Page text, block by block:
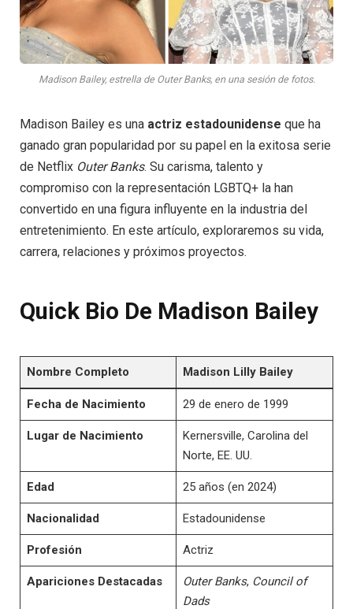
Madison Bailey, estrella de Outer Banks, en una sesión de fotos.
Madison Bailey es una actriz estadounidense que ha
ganado gran popularidad por su papel en la exitosa serie
de Netflix Outer Banks. Su carisma, talento y
compromiso con la representación LGBTQ+ la han
convertido en una figura influyente en la industria del
entretenimiento. En este artículo, exploraremos su vida,
carrera, relaciones y próximos proyectos.
Quick Bio De Madison Bailey
Nombre Completo Madison Lilly Bailey
Fecha de Nacimiento 29 de enero de 1999
Lugar de Nacimiento
Kernersville, Carolina del
Norte, EE. UU.
Edad 25 años (en 2024)
Nacionalidad Estadounidense
Profesión Actriz
Apariciones Destacadas Outer Banks, Council of
Dads